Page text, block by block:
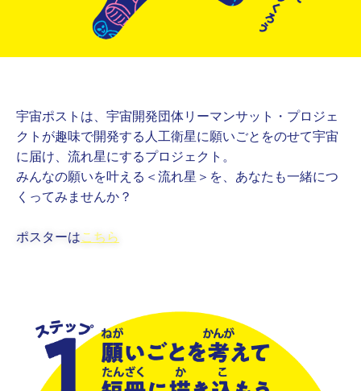
宇宙ポストは、宇宙開発団体リーマンサット・プロジェ
クトが趣味で開発する人工衛星に願いごとをのせて宇宙
に届け、流れ星にするプロジェクト。
みんなの願いを叶える＜流れ星＞を、あなたも一緒につ
くってみませんか？
ポスターはこちら